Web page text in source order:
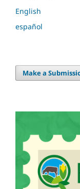
English
español
Make a